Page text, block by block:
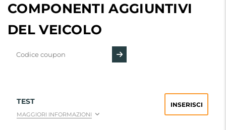
COMPONENTI AGGIUNTIVI
DEL VEICOLO
TEST
MAGGIORI INFORMAZIONI
INSERISCI